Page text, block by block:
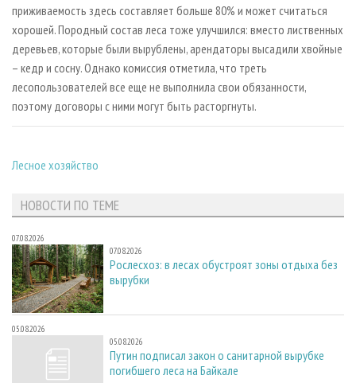
приживаемость здесь составляет больше 80% и может считаться
хорошей. Породный состав леса тоже улучшился: вместо лиственных
деревьев, которые были вырублены, арендаторы высадили хвойные
– кедр и сосну. Однако комиссия отметила, что треть
лесопользователей все еще не выполнила свои обязанности,
поэтому договоры с ними могут быть расторгнуты.
Лесное хозяйство
НОВОСТИ ПО ТЕМЕ
07.08.2026
07.08.2026
Рослесхоз: в лесах обустроят зоны отдыха без
вырубки
05.08.2026
05.08.2026
Путин подписал закон о санитарной вырубке
погибшего леса на Байкале